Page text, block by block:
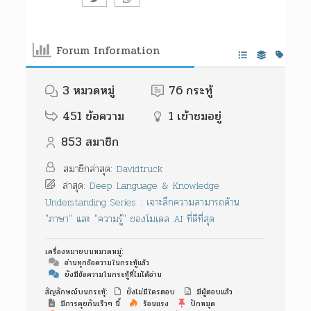
Forum Information
3 หมวดหมู่ 76 กระทู้
451 ข้อความ 1 เข้าชมอยู่
853 สมาชิก
สมาชิกล่าสุด: Davidtruck
ล่าสุด: Deep Language & Knowledge
Understanding Series : เจาะลึกความสามารถด้าน
"ภาษา" และ "ความรู้" ของโมเดล AI ที่ดีที่สุด
เครื่องหมายบนหมวดหมู่:
อ่านทุกข้อความในกระทู้แล้ว
ยังมีข้อความในกระทู้ที่ไม่ได้อ่าน
สัญลักษณ์บนกระทุ้:
ยังไม่มีใครตอบ
มีผู้ตอบแล้ว
มีการคุยกันเร็วๆ นี้
ร้อนแรง
ปักหมุด